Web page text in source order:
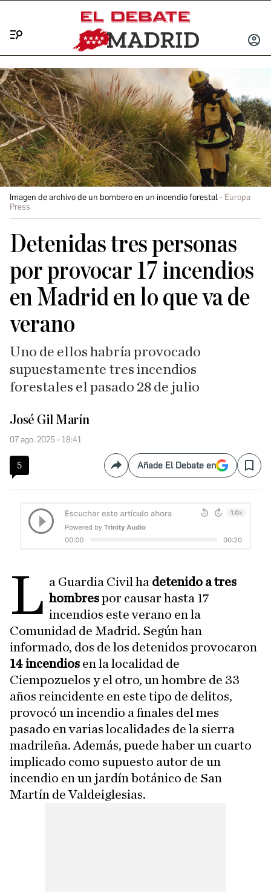
INICIAR
Imagen de archivo de un bombero en un incendio forestal
Europa
Press
Detenidas tres personas
por provocar 17 incendios
en Madrid en lo que va de
verano
Uno de ellos habría provocado
supuestamente tres incendios
forestales el pasado 28 de julio
José Gil Marín
07 ago. 2025 - 18:41
5 CompartirAñade El Debate en Save
L a Guardia Civil ha detenido a tres
hombrespor causar hasta 17
incendios este verano en la
Comunidad de Madrid. Según han
informado, dos de los detenidos provocaron
14 incendios en la localidad de
Ciempozuelos y el otro, un hombre de 33
años reincidente en este tipo de delitos,
provocó un incendio a finales del mes
pasado en varias localidades de la sierra
madrileña. Además, puede haber un cuarto
implicado como supuesto autor de un
incendio en un jardín botánico de San
Martín de Valdeiglesias.